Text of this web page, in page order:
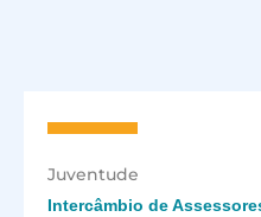
Juventude
Intercâmbio de